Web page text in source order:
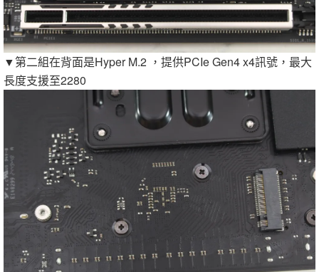
▼第二組在背面是Hyper M.2 ，提供PCIe Gen4 x4訊號，最大
長度支援至2280